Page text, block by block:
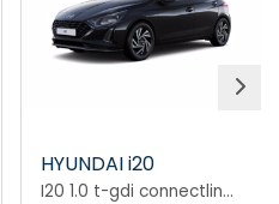
HYUNDAI i20
I20 1.0 t-gdi connectline 90cv mt